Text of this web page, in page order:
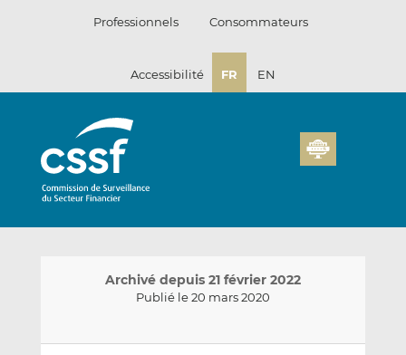
Professionnels Consommateurs
Accessibilité FR EN
Archivé depuis 21 février 2022
Publié le 20 mars 2020